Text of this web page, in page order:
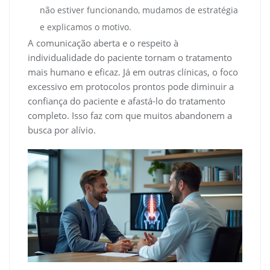
não estiver funcionando, mudamos de estratégia
e explicamos o motivo.
A comunicação aberta e o respeito à
individualidade do paciente tornam o tratamento
mais humano e eficaz. Já em outras clínicas, o foco
excessivo em protocolos prontos pode diminuir a
confiança do paciente e afastá-lo do tratamento
completo. Isso faz com que muitos abandonem a
busca por alívio.